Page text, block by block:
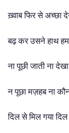
ख़्वाब फिर से अच्छा
बढ़ कर उसने हाथ
ना पूछी जाती ना देखा
न पूछा मज़हब ना
दिल से मिल गया दिल